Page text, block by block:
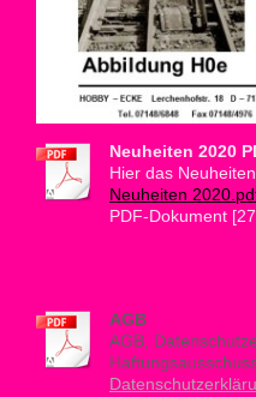
Neuheiten 2020
Hier das
Neuheiten
PDF-Dokument
AGB
AGB,